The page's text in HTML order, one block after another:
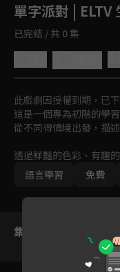
單字派對 | ELTV
已完結 / 共 0 集
此戲劇因授權到期，已
這是一個專為初階的學
從不同得情境出發，描
透過鮮豔的色彩、有趣
而學習語言。不知道英
的單字派對開始吧！
語言學習
免費
集數列表